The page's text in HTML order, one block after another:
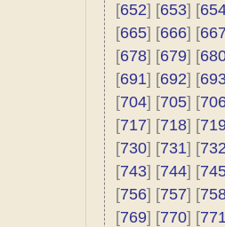
[652] [653] [
[665] [666] [
[678] [679] [
[691] [692] [
[704] [705] [
[717] [718] [
[730] [731] [
[743] [744] [
[756] [757] [
[769] [770] [